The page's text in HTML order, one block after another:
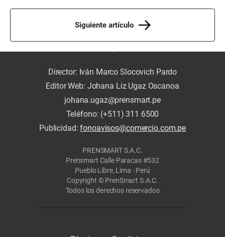
Siguiente artículo
Director: Iván Marco Slocovich Pardo
Editor Web: Johana Liz Ugaz Oscanoa
johana.ugaz@prensmart.pe
Teléfono: (+511) 311 6500
Publicidad:fonoavisos@comercio.com.pe
PRENSMART S.A.C.
Prensmart Calle Paracas #532
Pueblo Libre, Lima - Perú
Copyright © PrenSmart S.A.C.
Todos los derechos reservados